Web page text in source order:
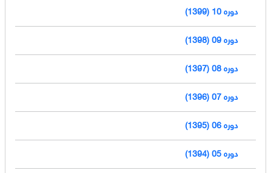
دوره 10 (1399)
دوره 09 (1398)
دوره 08 (1397)
دوره 07 (1396)
دوره 06 (1395)
دوره 05 (1394)